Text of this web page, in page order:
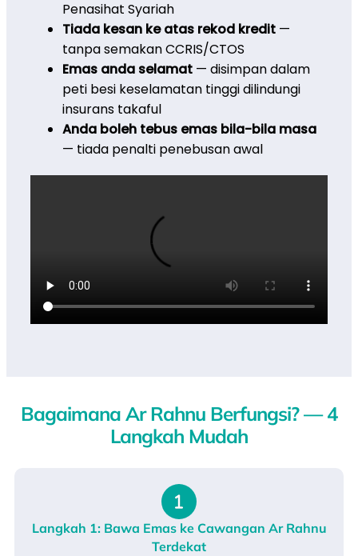
Penasihat Syariah
Tiada kesan ke atas rekod kredit —
tanpa semakan CCRIS/CTOS
Emas anda selamat — disimpan dalam
peti besi keselamatan tinggi dilindungi
insurans takaful
Anda boleh tebus emas bila-bila masa
— tiada penalti penebusan awal
Bagaimana Ar Rahnu Berfungsi? — 4
Langkah Mudah
Langkah 1: Bawa Emas ke Cawangan Ar Rahnu
Terdekat